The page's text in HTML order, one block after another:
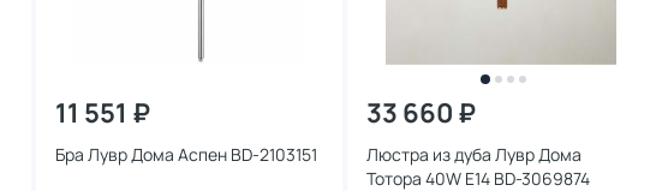
11 551 ₽
Бра Лувр Дома Аспен BD-2103151
33 660 ₽
Люстра из дуба Лувр Дома
Тотора 40W E14 BD-3069874